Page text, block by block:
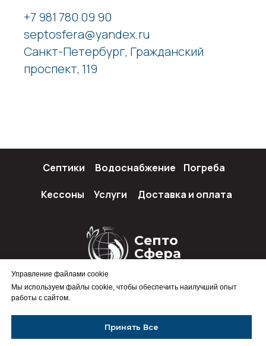
Управление файлами cookie
Мы используем файлы cookie, чтобы обеспечить наилучший опыт
работы с сайтом.
Принять Все
+7 981 780 09 90
septosfera@yandex.ru
Санкт-Петербург, Гражданский
проспект, 119
Септо
Сфера
Септики Водоснабжение Погреба
Кессоны Услуги Доставка и оплата
Политика конфиденциальности